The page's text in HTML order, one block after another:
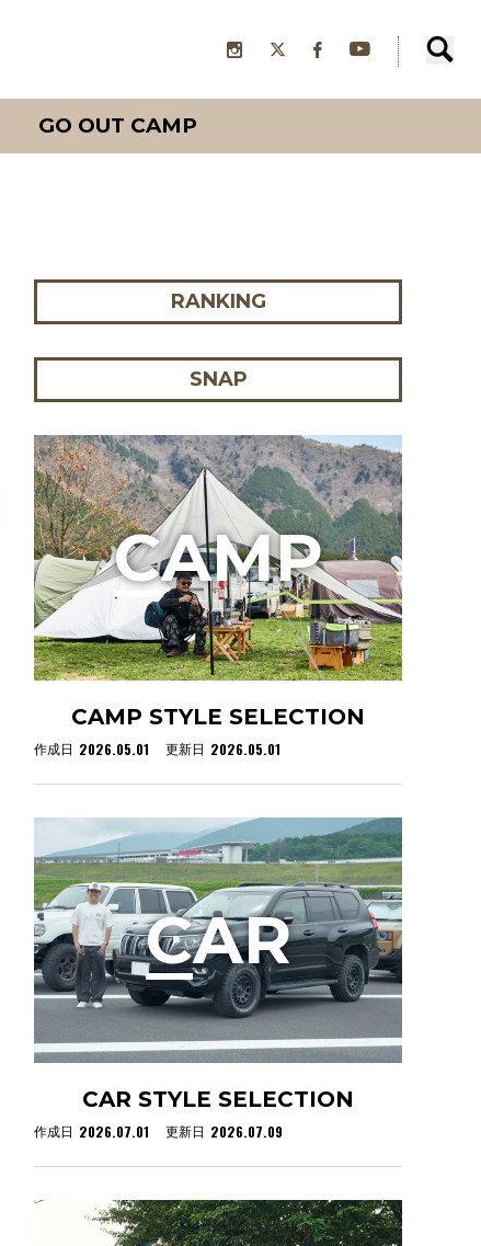
GO OUT CAMP
RANKING
SNAP
CAMP STYLE SELECTION
作成日 2026.05.01 更新日 2026.05.01
CAMP
CAR STYLE SELECTION
作成日 2026.07.01 更新日 2026.07.09
CAR